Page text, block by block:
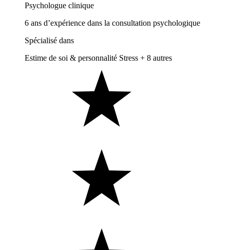
Psychologue clinique
6 ans d’expérience dans la consultation psychologique
Spécialisé dans
Estime de soi & personnalité Stress + 8 autres